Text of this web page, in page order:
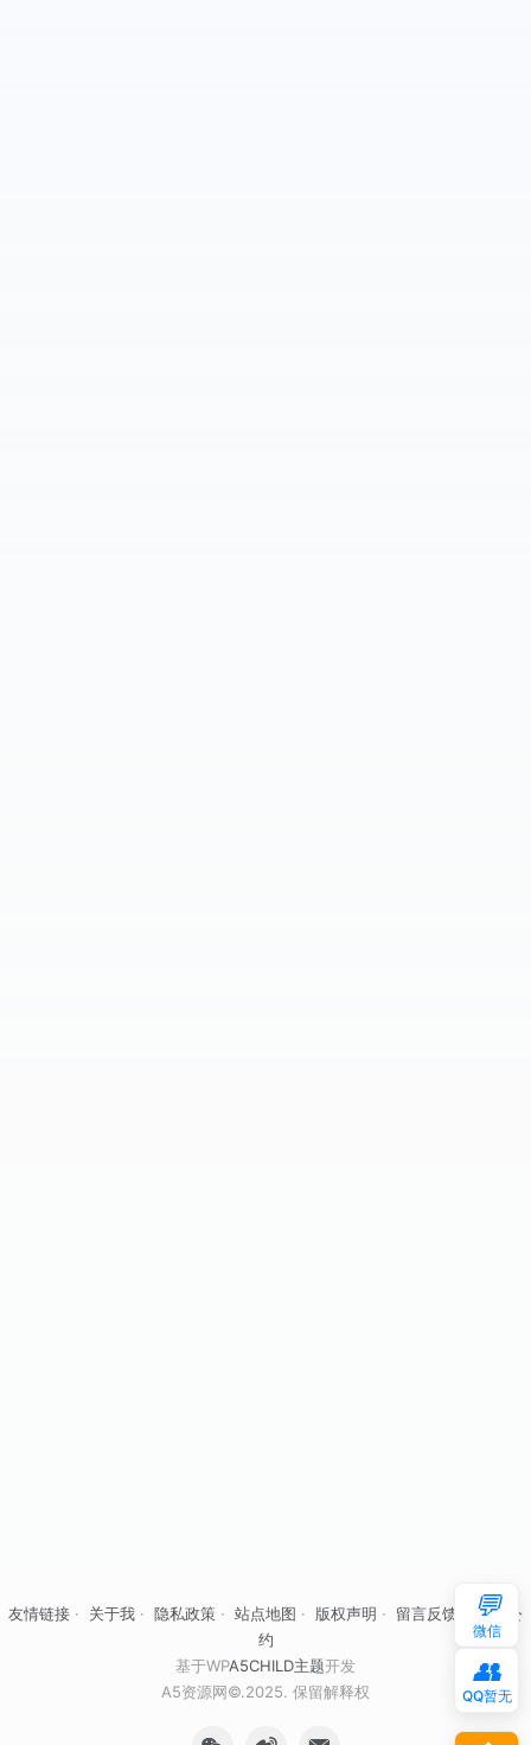
友情链接 · 关于我 · 隐私政策 · 站点地图 · 版权声明 · 留言反馈
自律公
约
基于WPA5CHILD主题开发
A5资源网©.2025. 保留解释权
💬
微信
👥
QQ暂无